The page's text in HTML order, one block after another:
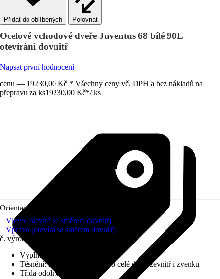
Porovnat
Ocelové vchodové dveře Juventus 68 bílé 90L
otevírání dovnitř
Napsat první hodnocení
cenu — 19230,00 Kč * Všechny ceny vč. DPH a bez nákladů na
přepravu za ks19230,00 Kč*/ ks
Orientace
Vlevo (otevírá se směrem dovnitř)
Vpravo (otevírá se směrem dovnitř)
č. výrobku
Výplň:
Těsnění:Natloukací těsnění po celé délce zevnitř i zvenku
Třída odolnosti